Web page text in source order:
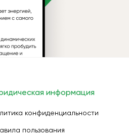
информация
конфиденциальности
пользования